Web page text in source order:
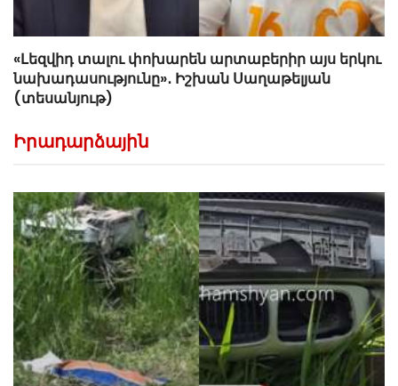
«Լեզվիդ տալու փոխարեն արտաբերիր այս երկու
նախադասությունը»․ Իշխան Սաղաթելյան
(տեսանյութ)
Իրադարձային